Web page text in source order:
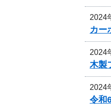
2024
カー
2024
木製
2024
令和